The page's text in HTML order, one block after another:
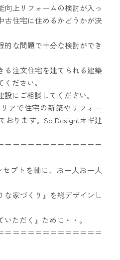
向上リフォームの検討が入っ
古住宅に住めるかどうかが決
的な問題で十分な検討ができ
る注文住宅を建てられる建築
ださい。
にご相談してください。
アで住宅の新築やリフォー
おります。So Design!オギ建
＝＝＝＝＝＝＝＝＝＝＝＝＝
プトを軸に、お一人お一人
な家づくり』を総デザインし
いただく』ために・・。
＝＝＝＝＝＝＝＝＝＝＝＝＝